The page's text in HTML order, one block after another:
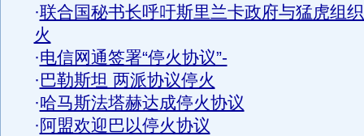
·联合国秘书长呼吁斯里兰卡政府与猛虎组
火
·电信网通签署“停火协议”-
·巴勒斯坦 两派协议停火
·哈马斯法塔赫达成停火协议
·阿盟欢迎巴以停火协议